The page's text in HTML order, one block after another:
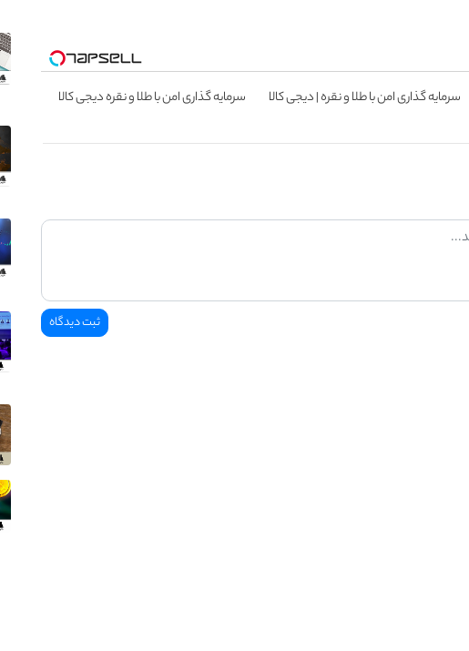
سرمایه گذاری امن با طلا و نقره | دیجی کالا سرمایه گذاری امن با طلا و نقره دیجی کالا